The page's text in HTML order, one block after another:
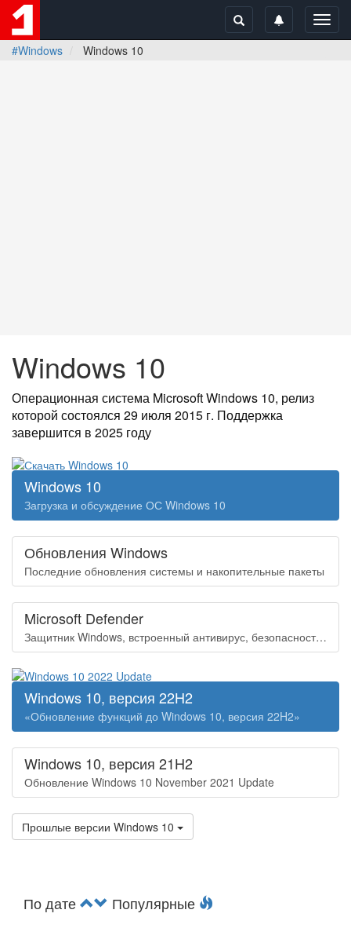
#Windows
Windows 10
Windows 10
Операционная система Microsoft Windows 10, релиз
которой состоялся 29 июля 2015 г. Поддержка
завершится в 2025 году
Windows 10
Загрузка и обсуждение ОС Windows 10
Обновления Windows
Последние обновления системы и накопительные пакеты
Microsoft Defender
Защитник Windows, встроенный антивирус, безопасность системы
Windows 10, версия 22H2
«Обновление функций до Windows 10, версия 22H2»
Windows 10, версия 21H2
Обновление Windows 10 November 2021 Update
Прошлые версии Windows 10
По дате Популярные